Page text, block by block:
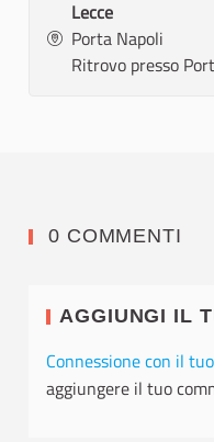
Lecce
Porta Napoli
Ritrovo presso
0 COMMENTI
AGGIUNGI IL
Connessione con il
aggiungere il tuo